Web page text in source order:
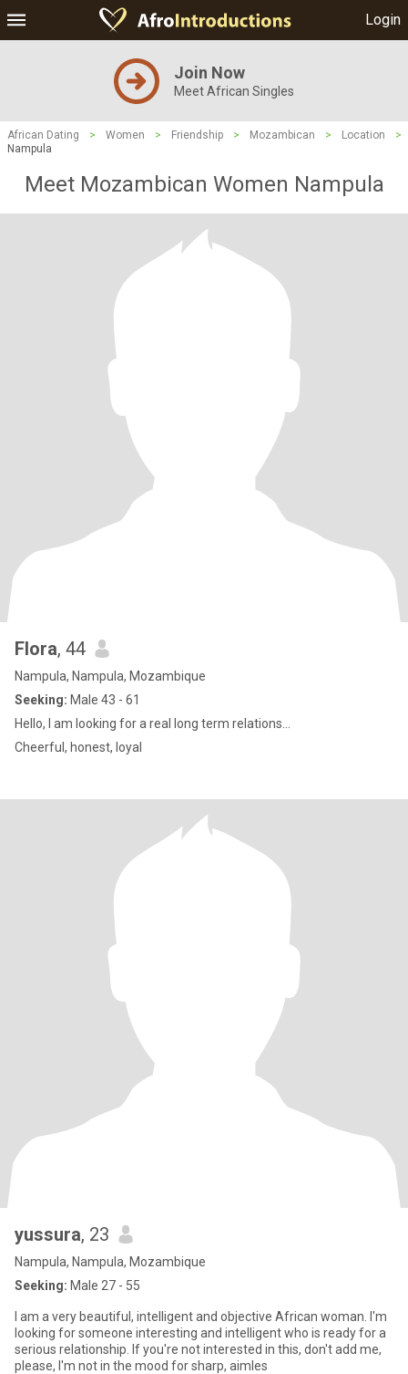
Login
Join Now
Meet African Singles
African Dating > Women > Friendship > Mozambican > Location
>
Nampula
Meet Mozambican Women Nampula
Flora, 44
Nampula, Nampula, Mozambique
Seeking: Male 43 - 61
Hello, I am looking for a real long term relations...
Cheerful, honest, loyal
yussura, 23
Nampula, Nampula, Mozambique
Seeking: Male 27 - 55
I am a very beautiful, intelligent and objective African woman. I'm
looking for someone interesting and intelligent who is ready for a
serious relationship. If you're not interested in this, don't add me,
please, I'm not in the mood for sharp, aimles